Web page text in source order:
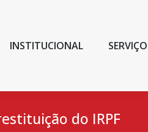
INSTITUCIONAL
do IRPF